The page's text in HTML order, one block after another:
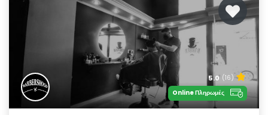
5.0 (16)
Online Πληρωμές